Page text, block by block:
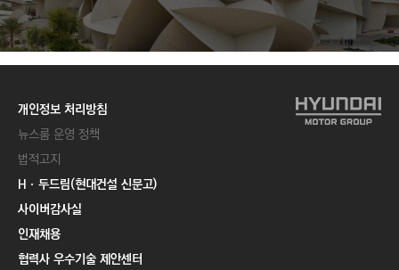
개인정보 처리방침
뉴스룸 운영 정책
법적고지
Hㆍ두드림(현대건설 신문고)
사이버감사실
인재채용
협력사 우수기술 제안센터